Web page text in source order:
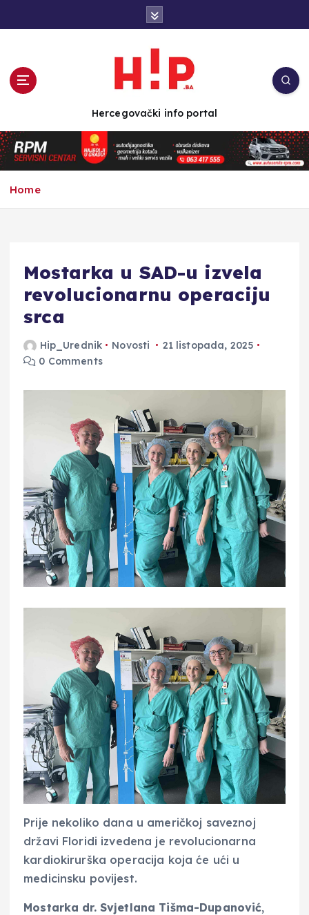
n
t
e
Hercegovački info portal
Home
Mostarka u SAD-u izvela
revolucionarnu operaciju
srca
Hip_Urednik Novosti
21 listopada, 2025
0 Comments
Prije nekoliko dana u američkoj saveznoj
državi Floridi izvedena je revolucionarna
kardiokirurška operacija koja će ući u
medicinsku povijest.
Mostarka dr. Svjetlana Tišma-Dupanović,